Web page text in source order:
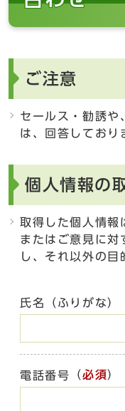
ご注意
セールス・勧誘や
は、回答しており
個人情報の
取得した個人情報
またはご意見に対
し、それ以外の目
氏名（ふりがな）
電話番号 （必須）